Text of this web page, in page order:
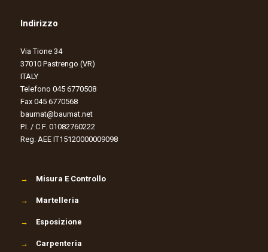
Indirizzo
Via Tione 34
37010 Pastrengo (VR)
ITALY
Telefono 045 6770508
Fax 045 6770568
baumat@baumat.net
P.I. / C.F. 01082760222
Reg. AEE IT15120000009098
→ Misura E Controllo
→ Martelleria
→ Esposizione
→ Carpenteria